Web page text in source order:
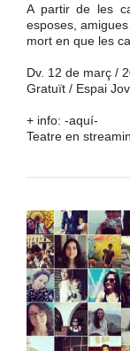
A partir de les
esposes,
mort en que les
Dv. 12 de març /
Gratuït / Espai
+ info: -aquí-
Teatre en